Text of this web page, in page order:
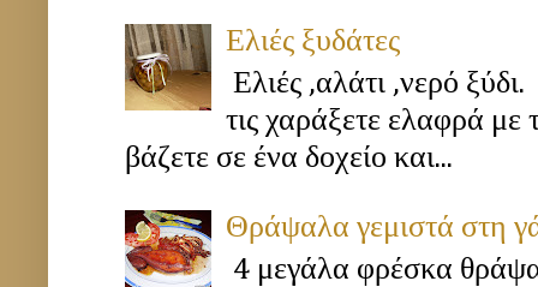
Ελιές ξυδάτες
Ελιές ,αλάτι ,νερό
τις χαράξετε ελαφρά με
βάζετε σε ένα δοχείο και...
Θράψαλα γεμιστά στη
4 μεγάλα φρέσκα